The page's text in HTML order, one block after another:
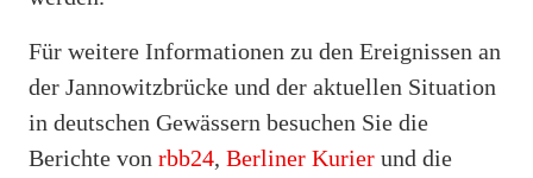
Für weitere Informationen zu den Ereignissen an
der Jannowitzbrücke und der aktuellen Situation
in deutschen Gewässern besuchen Sie die
Berichte von rbb24, Berliner Kurier und die